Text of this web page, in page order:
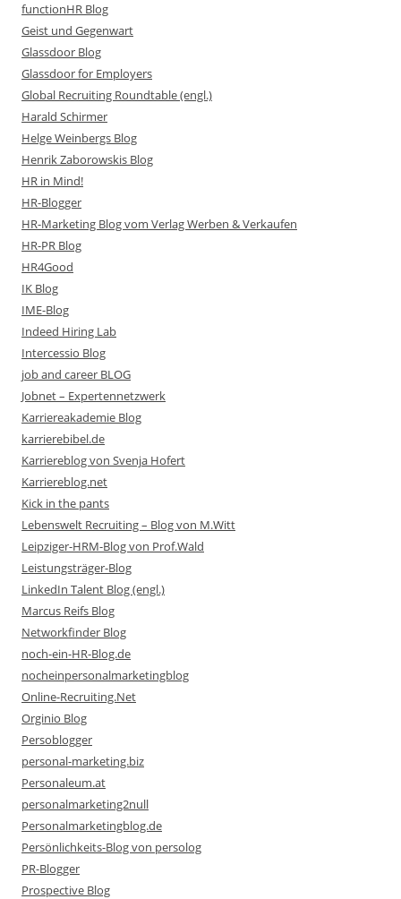
functionHR Blog
Geist und Gegenwart
Glassdoor Blog
Glassdoor for Employers
Global Recruiting Roundtable (engl.)
Harald Schirmer
Helge Weinbergs Blog
Henrik Zaborowskis Blog
HR in Mind!
HR-Blogger
HR-Marketing Blog vom Verlag Werben & Verkaufen
HR-PR Blog
HR4Good
IK Blog
IME-Blog
Indeed Hiring Lab
Intercessio Blog
job and career BLOG
Jobnet – Expertennetzwerk
Karriereakademie Blog
karrierebibel.de
Karriereblog von Svenja Hofert
Karriereblog.net
Kick in the pants
Lebenswelt Recruiting – Blog von M.Witt
Leipziger-HRM-Blog von Prof.Wald
Leistungsträger-Blog
LinkedIn Talent Blog (engl.)
Marcus Reifs Blog
Networkfinder Blog
noch-ein-HR-Blog.de
nocheinpersonalmarketingblog
Online-Recruiting.Net
Orginio Blog
Persoblogger
personal-marketing.biz
Personaleum.at
personalmarketing2null
Personalmarketingblog.de
Persönlichkeits-Blog von persolog
PR-Blogger
Prospective Blog